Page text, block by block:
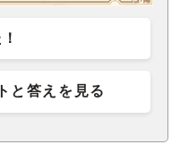
と答えを見る